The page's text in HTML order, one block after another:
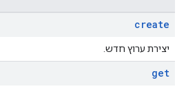
create
יצירת ערוץ חדש.
get